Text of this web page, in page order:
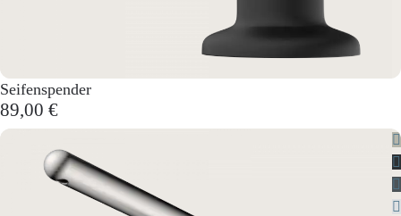
Seifenspender
89,00 €